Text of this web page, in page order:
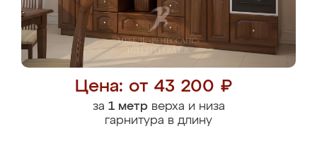
Цена: от 43 200 ₽
за 1 метрверха и низа
гарнитура в длину